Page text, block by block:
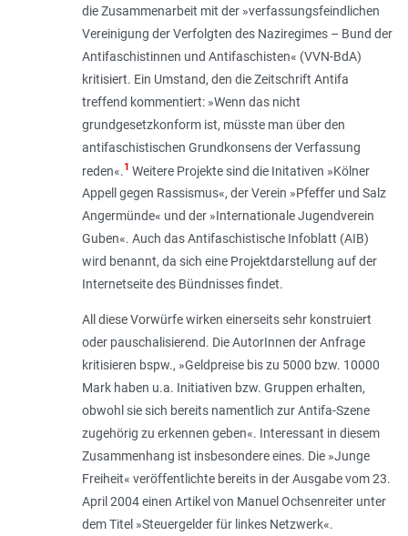
die Zusammenarbeit mit der »verfassungsfeindlichen
Vereinigung der Verfolgten des Naziregimes – Bund der
Antifaschistinnen und Antifaschisten« (VVN-BdA)
kritisiert. Ein Umstand, den die Zeitschrift Antifa
treffend kommentiert: »Wenn das nicht
grundgesetzkonform ist, müsste man über den
antifaschistischen Grundkonsens der Verfassung
reden«.1 Weitere Projekte sind die Initativen »Kölner
Appell gegen Rassismus«, der Verein »Pfeffer und Salz
Angermünde« und der »Internationale Jugendverein
Guben«. Auch das Antifaschistische Infoblatt (AIB)
wird benannt, da sich eine Projektdarstellung auf der
Internetseite des Bündnisses findet.
All diese Vorwürfe wirken einerseits sehr konstruiert
oder pauschalisierend. Die AutorInnen der Anfrage
kritisieren bspw., »Geldpreise bis zu 5000 bzw. 10000
Mark haben u.a. Initiativen bzw. Gruppen erhalten,
obwohl sie sich bereits namentlich zur Antifa-Szene
zugehörig zu erkennen geben«. Interessant in diesem
Zusammenhang ist insbesondere eines. Die »Junge
Freiheit« veröffentlichte bereits in der Ausgabe vom 23.
April 2004 einen Artikel von Manuel Ochsenreiter unter
dem Titel »Steuergelder für linkes Netzwerk«.